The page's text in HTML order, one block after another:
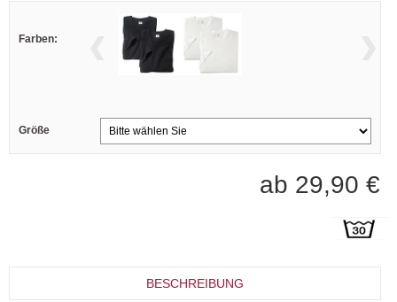
Farben:
Größe
ab 29,90 €
BESCHREIBUNG